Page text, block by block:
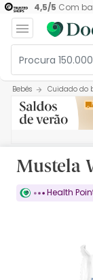
4,5/5 Com
Bebés Cuidado do
Mustela
Health